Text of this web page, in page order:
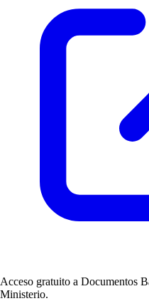
Acceso gratuito a Documentos
Ministerio.